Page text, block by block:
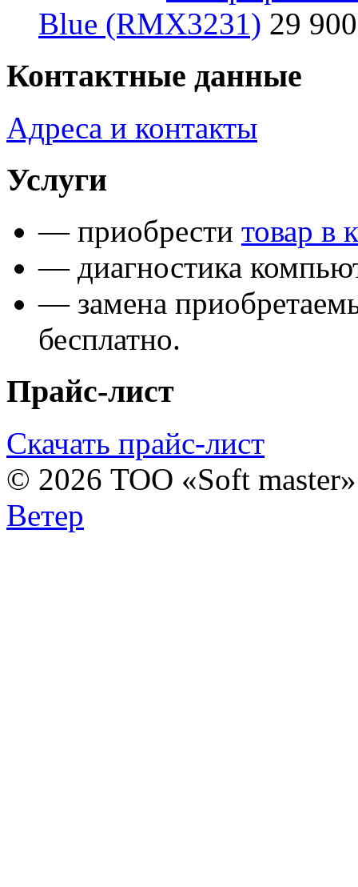
Blue (RMX3231) 29
Контактные данные
Адреса и контакты
Услуги
— приобрести товар в
— диагностика
— замена
бесплатно.
Прайс-лист
Скачать прайс-лист
© 2026 ТОО «Soft
Ветер